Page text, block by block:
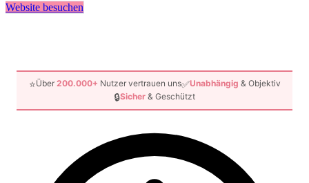
Website besuchen
⭐Über 200.000+ Nutzer vertrauen uns✅Unabhängig & Objektiv
🔒Sicher & Geschützt